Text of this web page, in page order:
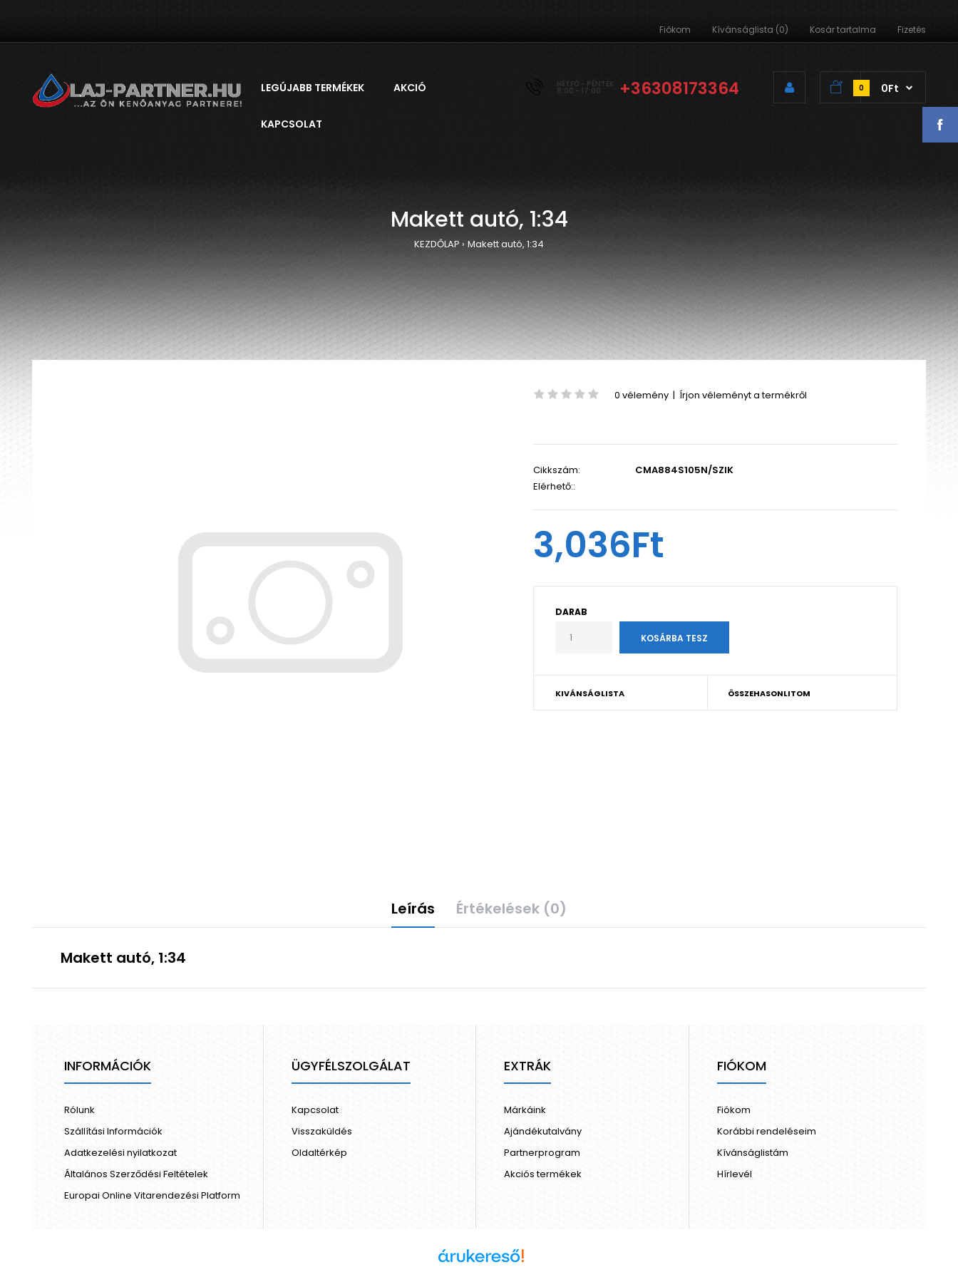
Fiókom Kívánságlista (0) Kosár tartalma Fizetés
LEGÚJABB TERMÉKEK AKCIÓ
KAPCSOLAT
HÉTFŐ - PÉNTEK
8:00 - 17:00 +36308173364 0 0Ft
Makett autó, 1:34
KEZDŐLAP Makett autó, 1:34
0 vélemény | Írjon véleményt a termékről
Cikkszám:
CMA884S105N/SZIK
Elérhető::
3,036Ft
DARAB
KIVÁNSÁGLISTA ÖSSZEHASONLITOM
Leírás Értékelések (0)
Makett autó, 1:34
INFORMÁCIÓK
Rólunk
Szállítási Információk
Adatkezelési nyilatkozat
Általános Szerződési Feltételek
Europai Online Vitarendezési Platform
ÜGYFÉLSZOLGÁLAT
Kapcsolat
Visszaküldés
Oldaltérkép
EXTRÁK
Márkáink
Ajándékutalvány
Partnerprogram
Akciós termékek
FIÓKOM
Fiókom
Korábbi rendeléseim
Kívánságlistám
Hírlevél